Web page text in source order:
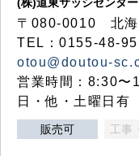
〒080-0010 北海
TEL：0155-48-
otou@doutou-
営業時間：8:30〜
日・他・土曜日有
販売可 工事